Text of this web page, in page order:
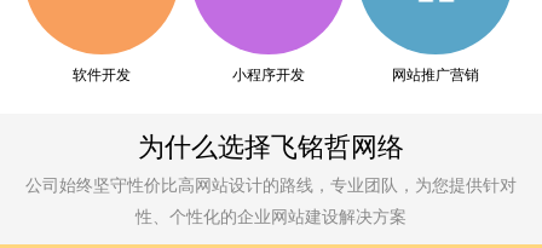
软件开发 小程序开发 网站推广营销
为什么选择飞铭哲网络
公司始终坚守性价比高网站设计的路线，专业团队，为您提供针对
性、个性化的企业网站建设解决方案